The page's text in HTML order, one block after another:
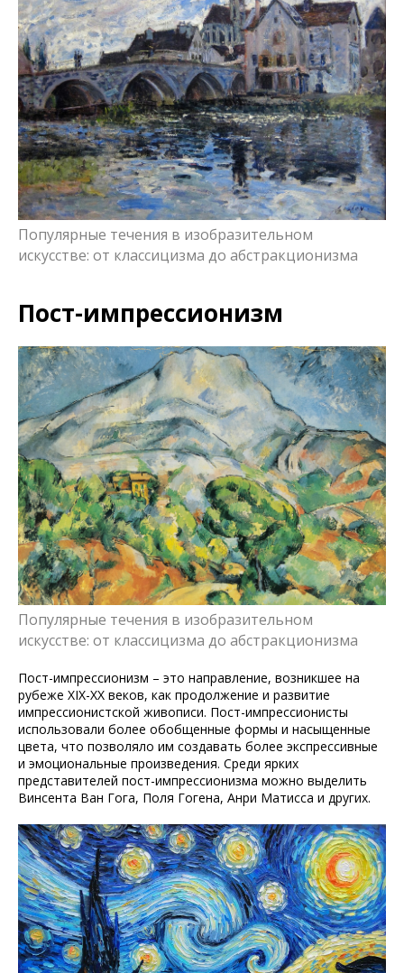
Популярные течения в изобразительном
искусстве: от классицизма до абстракционизма
Пост-импрессионизм
Популярные течения в изобразительном
искусстве: от классицизма до абстракционизма
Пост-импрессионизм – это направление, возникшее на
рубеже XIX-XX веков, как продолжение и развитие
импрессионистской живописи. Пост-импрессионисты
использовали более обобщенные формы и насыщенные
цвета, что позволяло им создавать более экспрессивные
и эмоциональные произведения. Среди ярких
представителей пост-импрессионизма можно выделить
Винсента Ван Гога, Поля Гогена, Анри Матисса и других.